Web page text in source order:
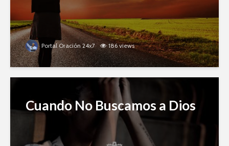
Portal Oración 24x7 186 views
Cuando No Buscamos a Dios